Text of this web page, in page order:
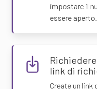
impostare il
essere aperto.
link di
Create un link